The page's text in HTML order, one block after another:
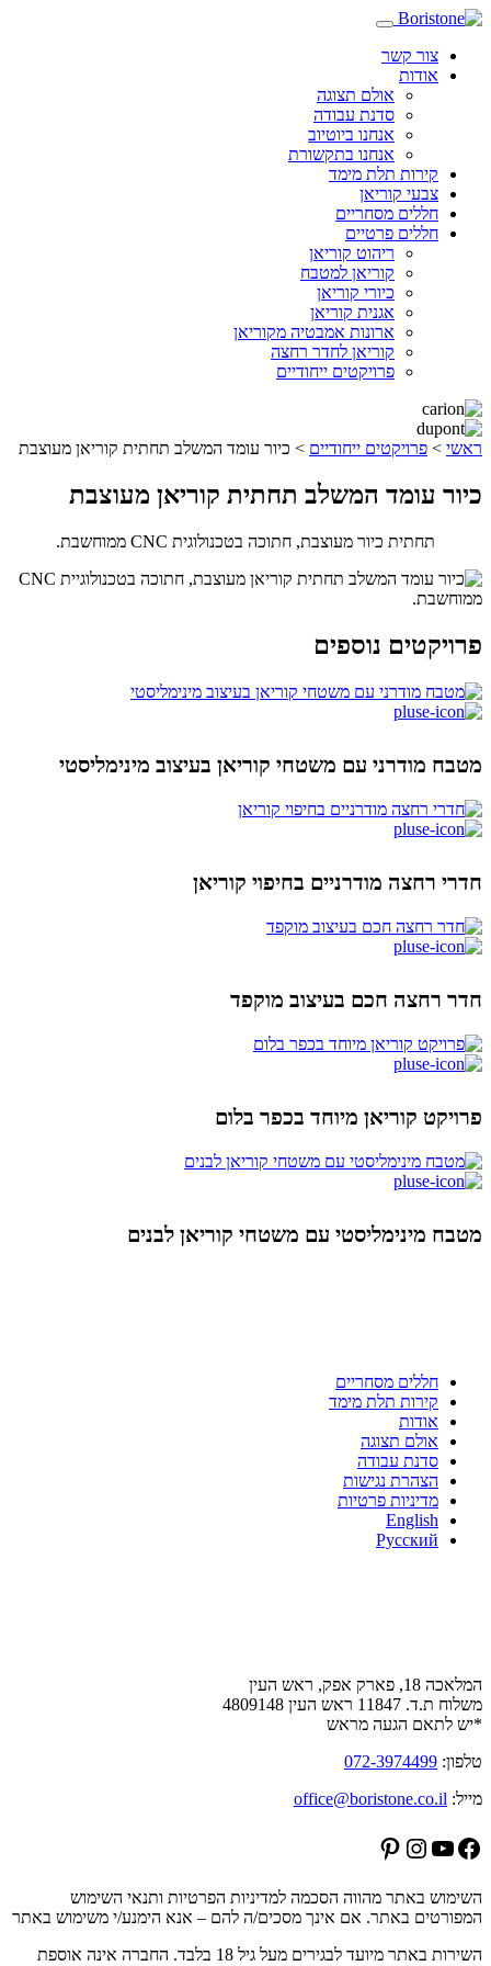
צור קשר
אודות
אולם תצוגה
סדנת עבודה
אנחנו ביוטיוב
אנחנו בתקשורת
קירות תלת מימד
צבעי קוריאן
חללים מסחריים
חללים פרטיים
ריהוט קוריאן
קוריאן למטבח
כיורי קוריאן
אגנית קוריאן
ארונות אמבטיה מקוריאן
קוריאן לחדר רחצה
פרויקטים ייחודיים
ראשי > פרויקטים ייחודיים > כיור עומד המשלב תחתית קוריאן מעוצבת
כיור עומד המשלב תחתית קוריאן מעוצבת
תחתית כיור מעוצבת, חתוכה בטכנולוגית CNC ממוחשבת.
פרויקטים נוספים
מטבח מודרני עם משטחי קוריאן בעיצוב מינימליסטי
חדרי רחצה מודרניים בחיפוי קוריאן
חדר רחצה חכם בעיצוב מוקפד
פרויקט קוריאן מיוחד בכפר בלום
מטבח מינימליסטי עם משטחי קוריאן לבנים
חללים מסחריים
קירות תלת מימד
אודות
אולם תצוגה
סדנת עבודה
הצהרת נגישות
מדיניות פרטיות
English
Русский
המלאכה 18, פארק אפק, ראש העין
משלוח ת.ד. 11847 ראש העין 4809148
*יש לתאם הגעה מראש
טלפון: 072-3974499
מייל: office@boristone.co.il
Facebook
YouTube
Instagram
Pinterest
השימוש באתר מהווה הסכמה למדיניות הפרטיות ותנאי השימוש
המפורטים באתר. אם אינך מסכים/ה להם – אנא הימנע/י משימוש באתר
השירות באתר מיועד לבגירים מעל גיל 18 בלבד. החברה אינה אוספת